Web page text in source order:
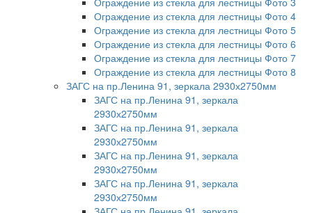
Ограждение из стекла для лестницы Фото 4
Ограждение из стекла для лестницы Фото 5
Ограждение из стекла для лестницы Фото 6
Ограждение из стекла для лестницы Фото 7
Ограждение из стекла для лестницы Фото 8
ЗАГС на пр.Ленина 91, зеркала 2930х2750мм
ЗАГС на пр.Ленина 91, зеркала
2930х2750мм
ЗАГС на пр.Ленина 91, зеркала
2930х2750мм
ЗАГС на пр.Ленина 91, зеркала
2930х2750мм
ЗАГС на пр.Ленина 91, зеркала
2930х2750мм